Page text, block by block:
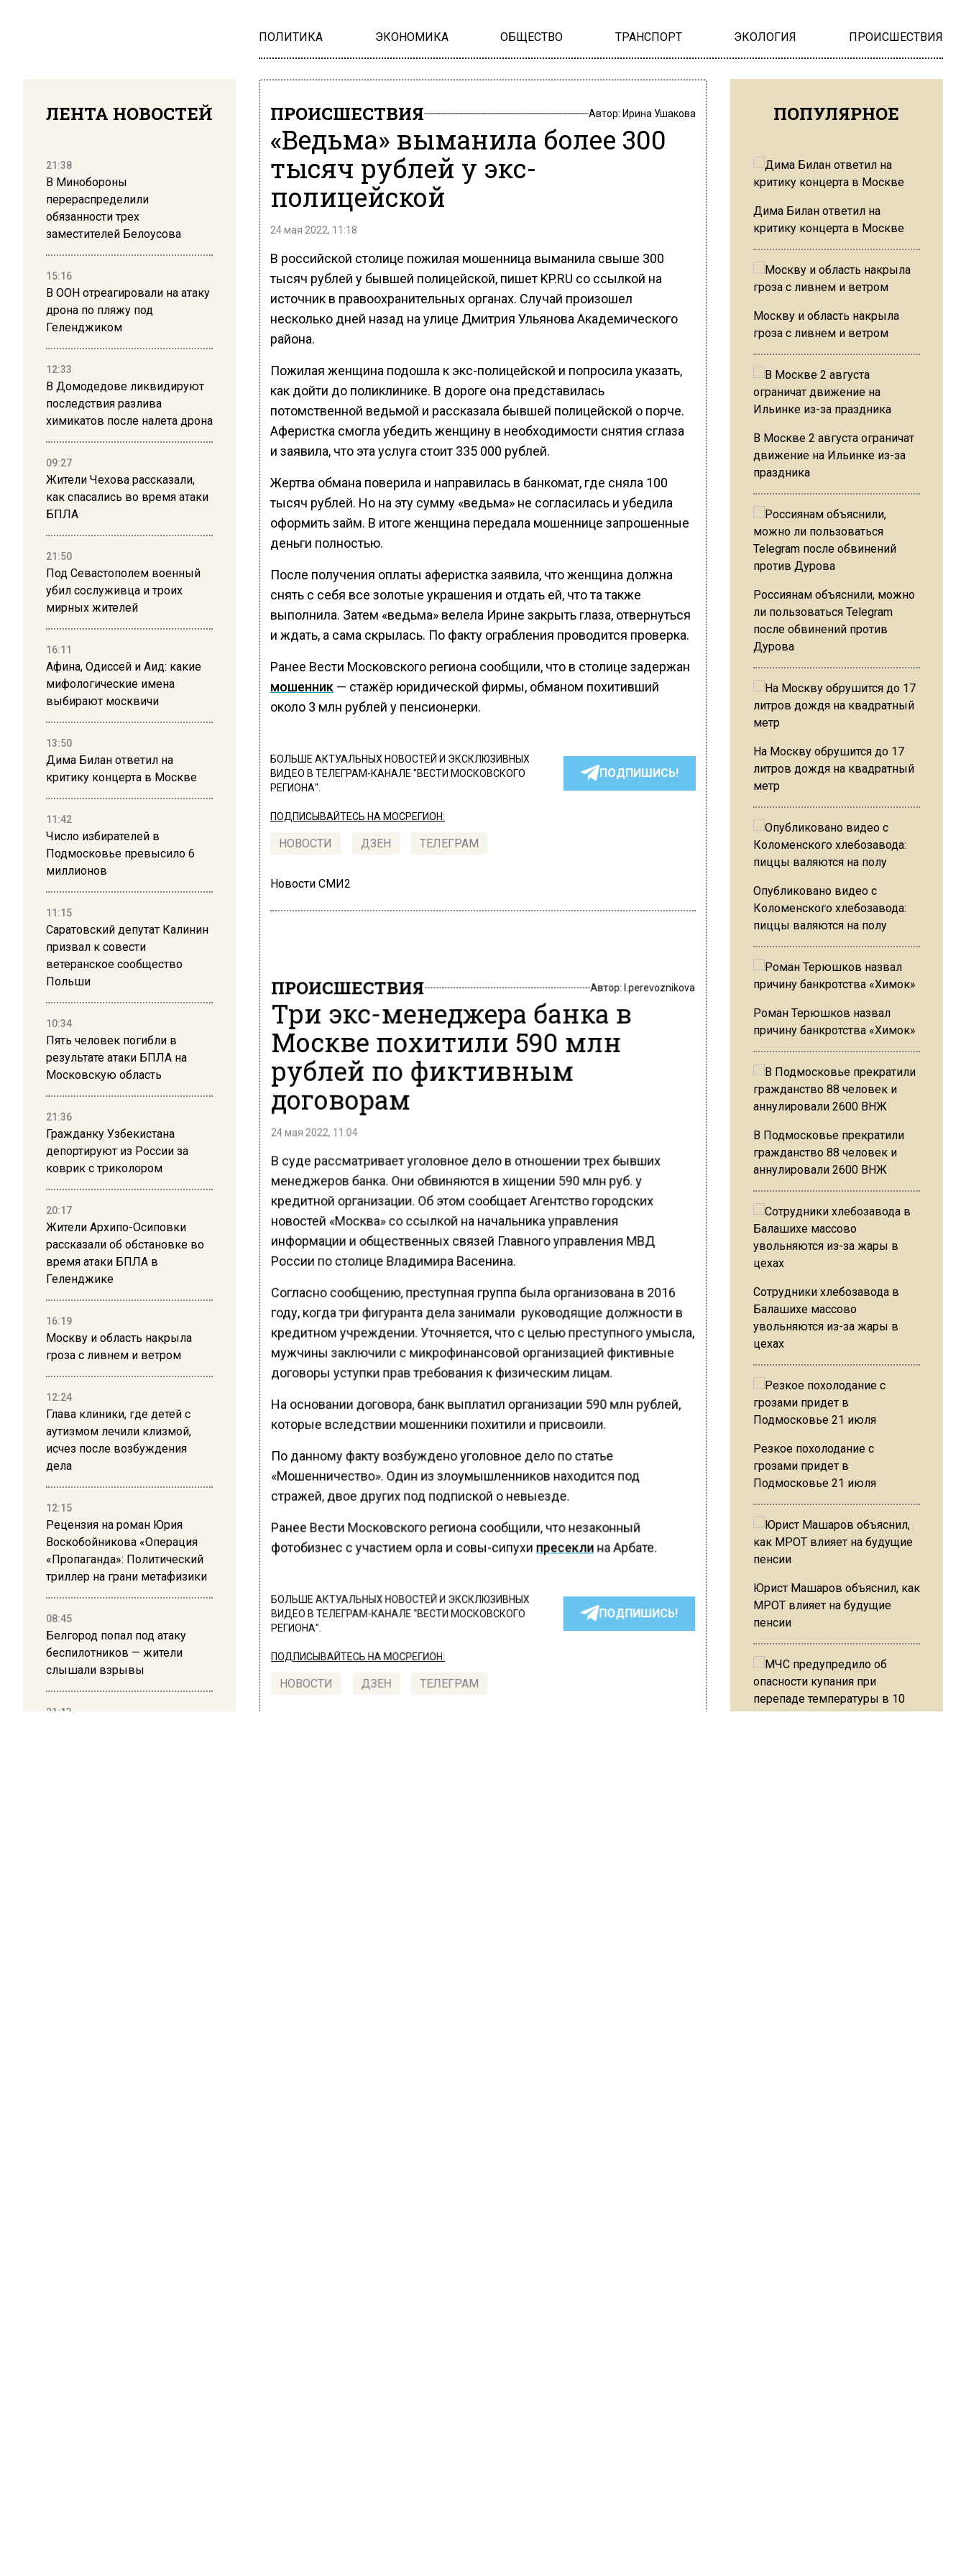
ПОЛИТИКА ЭКОНОМИКА ОБЩЕСТВО ТРАНСПОРТ ЭКОЛОГИЯ ПРОИСШЕСТВИЯ
ЛЕНТА НОВОСТЕЙ
21:38
В Минобороны
перераспределили
обязанности трех
заместителей Белоусова
15:16
В ООН отреагировали на атаку
дрона по пляжу под
Геленджиком
12:33
В Домодедове ликвидируют
последствия разлива
химикатов после налета дрона
09:27
Жители Чехова рассказали,
как спасались во время атаки
БПЛА
21:50
Под Севастополем военный
убил сослуживца и троих
мирных жителей
16:11
Афина, Одиссей и Аид: какие
мифологические имена
выбирают москвичи
13:50
Дима Билан ответил на
критику концерта в Москве
11:42
Число избирателей в
Подмосковье превысило 6
миллионов
11:15
Саратовский депутат Калинин
призвал к совести
ветеранское сообщество
Польши
10:34
Пять человек погибли в
результате атаки БПЛА на
Московскую область
21:36
Гражданку Узбекистана
депортируют из России за
коврик с триколором
20:17
Жители Архипо-Осиповки
рассказали об обстановке во
время атаки БПЛА в
Геленджике
16:19
Москву и область накрыла
гроза с ливнем и ветром
12:24
Глава клиники, где детей с
аутизмом лечили клизмой,
исчез после возбуждения
дела
12:15
Рецензия на роман Юрия
Воскобойникова «Операция
«Пропаганда»: Политический
триллер на грани метафизики
08:45
Белгород попал под атаку
беспилотников — жители
слышали взрывы
21:13
ПРОИСШЕСТВИЯ Автор: Ирина Ушакова
«Ведьма» выманила более 300
тысяч рублей у экс-
полицейской
24 мая 2022, 11:18
В российской столице пожилая мошенница выманила свыше 300
тысяч рублей у бывшей полицейской, пишет KP.RU со ссылкой на
источник в правоохранительных органах. Случай произошел
несколько дней назад на улице Дмитрия Ульянова Академического
района.
Пожилая женщина подошла к экс-полицейской и попросила указать,
как дойти до поликлинике. В дороге она представилась
потомственной ведьмой и рассказала бывшей полицейской о порче.
Аферистка смогла убедить женщину в необходимости снятия сглаза
и заявила, что эта услуга стоит 335 000 рублей.
Жертва обмана поверила и направилась в банкомат, где сняла 100
тысяч рублей. Но на эту сумму «ведьма» не согласилась и убедила
оформить займ. В итоге женщина передала мошеннице запрошенные
деньги полностью.
После получения оплаты аферистка заявила, что женщина должна
снять с себя все золотые украшения и отдать ей, что та также
выполнила. Затем «ведьма» велела Ирине закрыть глаза, отвернуться
и ждать, а сама скрылась. По факту ограбления проводится проверка.
Ранее Вести Московского региона сообщили, что в столице задержан
мошенник — стажёр юридической фирмы, обманом похитивший
около 3 млн рублей у пенсионерки.
БОЛЬШЕ АКТУАЛЬНЫХ НОВОСТЕЙ И ЭКСКЛЮЗИВНЫХ
ВИДЕО В ТЕЛЕГРАМ-КАНАЛЕ "ВЕСТИ МОСКОВСКОГО
РЕГИОНА".
ПОДПИШИСЬ!
ПОДПИСЫВАЙТЕСЬ НА МОСРЕГИОН:
НОВОСТИ ДЗЕН ТЕЛЕГРАМ
Новости СМИ2
ПРОИСШЕСТВИЯ Автор:l.perevoznikova
Три экс-менеджера банка в
Москве похитили 590 млн
рублей по фиктивным
договорам
24 мая 2022, 11:04
В суде рассматривает уголовное дело в отношении трех бывших
менеджеров банка. Они обвиняются в хищении 590 млн руб. у
кредитной организации. Об этом сообщает Агентство городских
новостей «Москва» со ссылкой на начальника управления
информации и общественных связей Главного управления МВД
России по столице Владимира Васенина.
Согласно сообщению, преступная группа была организована в 2016
году, когда три фигуранта дела занимали руководящие должности в
кредитном учреждении. Уточняется, что с целью преступного умысла,
мужчины заключили с микрофинансовой организацией фиктивные
договоры уступки прав требования к физическим лицам.
На основании договора, банк выплатил организации 590 млн рублей,
которые вследствии мошенники похитили и присвоили.
По данному факту возбуждено уголовное дело по статье
«Мошенничество». Один из злоумышленников находится под
стражей, двое других под подпиской о невыезде.
Ранее Вести Московского региона сообщили, что незаконный
фотобизнес с участием орла и совы-сипухи пресекли на Арбате.
БОЛЬШЕ АКТУАЛЬНЫХ НОВОСТЕЙ И ЭКСКЛЮЗИВНЫХ
ВИДЕО В ТЕЛЕГРАМ-КАНАЛЕ "ВЕСТИ МОСКОВСКОГО
РЕГИОНА".
ПОДПИШИСЬ!
ПОДПИСЫВАЙТЕСЬ НА МОСРЕГИОН:
НОВОСТИ ДЗЕН ТЕЛЕГРАМ
ПОПУЛЯРНОЕ
Дима Билан ответил на
критику концерта в Москве
Москву и область накрыла
гроза с ливнем и ветром
В Москве 2 августа ограничат
движение на Ильинке из-за
праздника
Россиянам объяснили, можно
ли пользоваться Telegram
после обвинений против
Дурова
На Москву обрушится до 17
литров дождя на квадратный
метр
Опубликовано видео с
Коломенского хлебозавода:
пиццы валяются на полу
Роман Терюшков назвал
причину банкротства «Химок»
В Подмосковье прекратили
гражданство 88 человек и
аннулировали 2600 ВНЖ
Сотрудники хлебозавода в
Балашихе массово
увольняются из-за жары в
цехах
Резкое похолодание с
грозами придет в
Подмосковье 21 июля
Юрист Машаров объяснил, как
МРОТ влияет на будущие
пенсии